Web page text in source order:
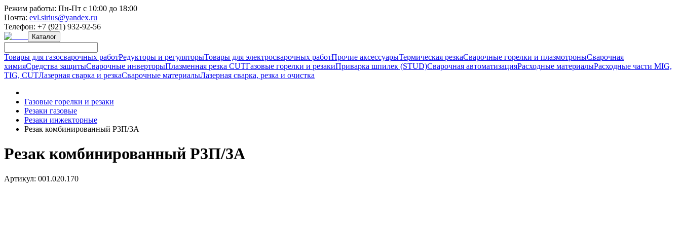
Режим работы: Пн-Пт с 10:00 до 18:00
Почта: evl.sirius@yandex.ru
Телефон: +7 (921) 932-92-56
Каталог
Товары для газосварочных работРедукторы и регуляторыТовары для электросварочных работПрочие аксессуарыТермическая резкаСварочные горелки и плазмотроныСварочная
химияСредства защитыСварочные инверторыПлазменная резка CUTГазовые горелки и резакиПриварка шпилек (STUD)Сварочная автоматизацияРасходные материалыРасходные части MIG,
TIG, CUTЛазерная сварка и резкаСварочные материалыЛазерная сварка, резка и очистка
Газовые горелки и резаки
Резаки газовые
Резаки инжекторные
Резак комбинированный Р3П/3А
Резак комбинированный Р3П/3А
Артикул: 001.020.170